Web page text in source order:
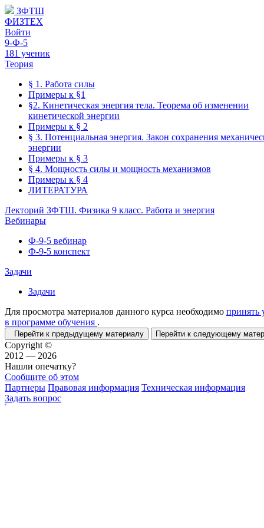
ЗФТШ
ФИЗТЕХ
Войти
9-Ф-5
181 ученик
Теория
§ 1. Работа силы
Примеры к §1
§2. Кинетическая энергия тела. Теорема об изменении
кинетической энергии
Примеры к § 2
§ 3. Потенциальная энергия. Закон сохранения
энергии
Примеры к § 3
§ 4. Мощность силы и мощность механизмов
Примеры к § 4
ЛИТЕРАТУРА
Лекторий ЗФТШ. Физика 9 класс. Работа и энергия
Вебинары
Ф-9-5 вебинар
Ф-9-5 конспект
Задачи
Задачи
Для просмотра материалов данного курса необходимо принять
в программе обучения .
Перейти к предыдущему материалу Перейти к следующему
Copyright ©
2012 — 2026
Нашли опечатку?
Сообщите об этом
Партнеры Правовая информация Техническая информация
Задать вопрос